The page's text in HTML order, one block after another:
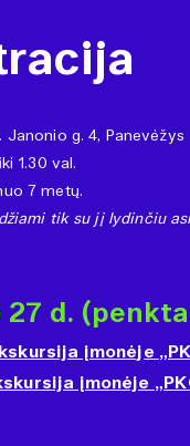
Janonio g. 4, Panevėžys
1.30 val.
7 metų.
tik su jį lydinčiu
27 d.
įmonėje
įmonėje